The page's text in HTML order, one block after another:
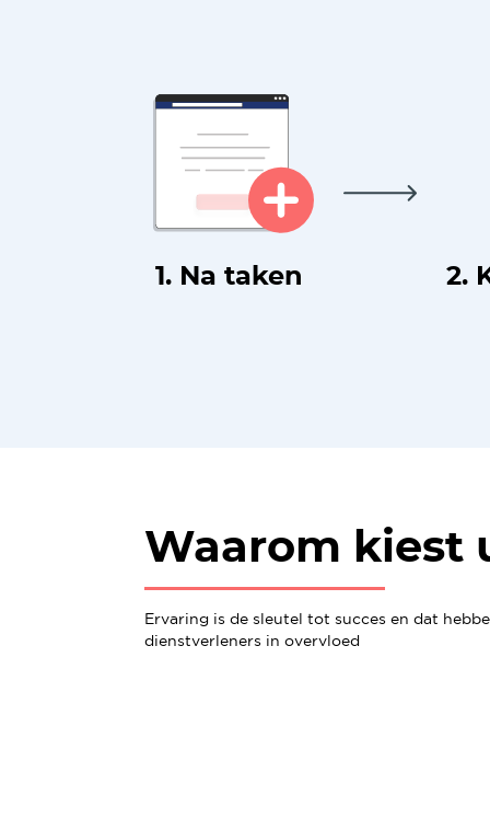
1. Na taken 2.
Waarom kiest
Ervaring is de sleutel tot succes en dat
dienstverleners in overvloed